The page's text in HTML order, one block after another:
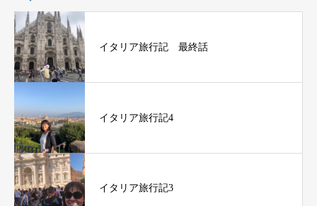
イタリア旅行記 最終話
イタリア旅行記4
イタリア旅行記3